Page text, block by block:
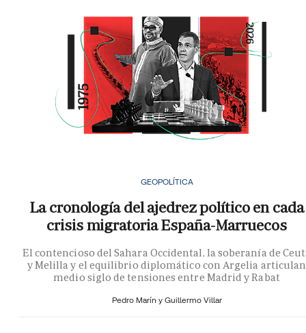
GEOPOLÍTICA
La cronología del ajedrez político en cada
crisis migratoria España-Marruecos
El contencioso del Sahara Occidental, la soberanía de
y Melilla y el equilibrio diplomático con Argelia articulan
medio siglo de tensiones entre Madrid y Rabat
Pedro Marín y Guillermo Villar